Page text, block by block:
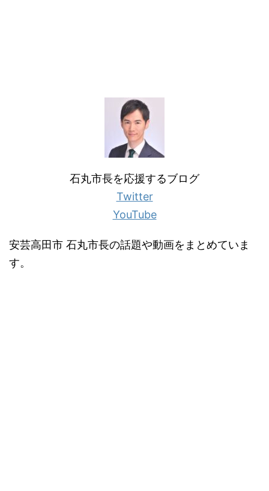
石丸市長を応援するブログ
Twitter
YouTube
安芸高田市 石丸市長の話題や動画をまとめていま
す。